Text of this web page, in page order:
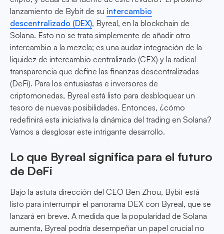
lanzamiento de Bybit de su intercambio
descentralizado (DEX), Byreal, en la blockchain de
Solana. Esto no se trata simplemente de añadir otro
intercambio a la mezcla; es una audaz integración de la
liquidez de intercambio centralizado (CEX) y la radical
transparencia que define las finanzas descentralizadas
(DeFi). Para los entusiastas e inversores de
criptomonedas, Byreal está listo para desbloquear un
tesoro de nuevas posibilidades. Entonces, ¿cómo
redefinirá esta iniciativa la dinámica del trading en Solana?
Vamos a desglosar este intrigante desarrollo.
Lo que Byreal significa para el futuro
de DeFi
Bajo la astuta dirección del CEO Ben Zhou, Bybit está
listo para interrumpir el panorama DEX con Byreal, que se
lanzará en breve. A medida que la popularidad de Solana
aumenta, Byreal podría desempeñar un papel crucial no